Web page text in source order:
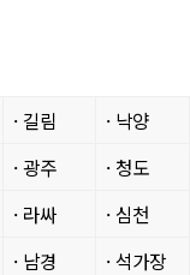
· 길림
· 낙양
· 광주
· 청도
· 라싸
· 심천
· 남경
· 석가장